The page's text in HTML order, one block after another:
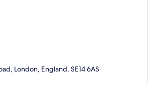
London, England, SE14 6AS